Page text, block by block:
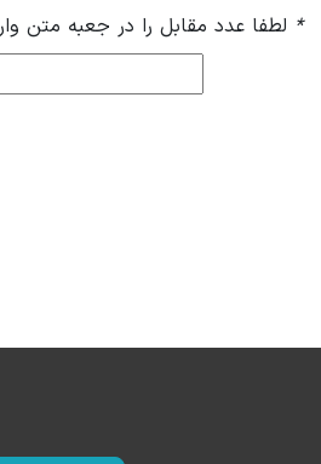
* لطفا عدد مقابل را در جعبه متن